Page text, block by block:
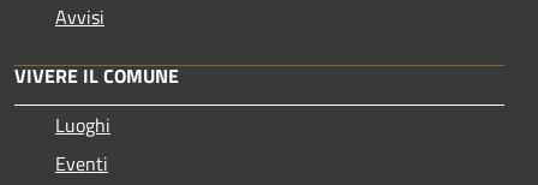
Avvisi
VIVERE IL COMUNE
Luoghi
Eventi